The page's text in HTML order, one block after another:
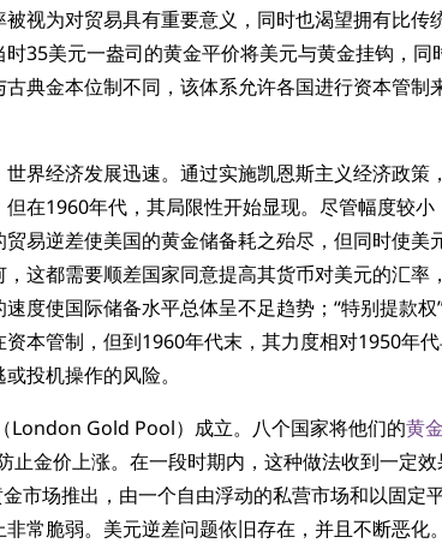
视为对贸易具有重要意义，同时也渴望拥有比传
35美元一盎司的黄金平价将美元与黄金挂钩，
典金本位制不同，该体系允许各国进行资本管制
界经济发展迅速。通过实施凯恩斯主义经济政策
在1960年代，其局限性开始显现。尽管幅度较
易逆差使美国的黄金储备耗之殆尽，但同时使美
这都需要顺差国家同意提高其货币对美元的汇率
度使国际储备水平总体呈不足趋势；“特别提款权
本管制，但到1960年代末，其力度相对1950年
投机操作的风险。
London Gold Pool）成立。八个国家将他们的黄
止金价上涨。在一段时期内，这种做法收到一定
市场推出，由一个自由浮动的私营市场和以固定
常脆弱。美元逆差问题依旧存在，并且不断恶化